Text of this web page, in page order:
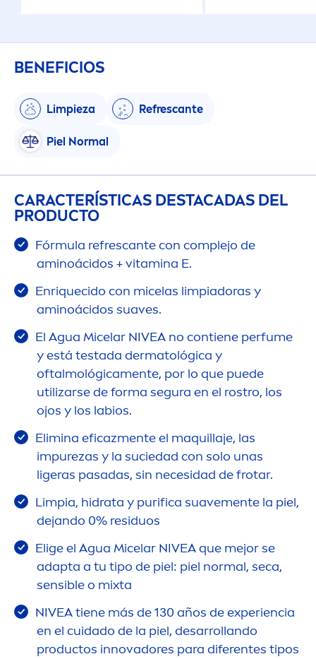
BENEFICIOS
Limpieza Refrescante
Piel Normal
CARACTERÍSTICAS DESTACADAS DEL
PRODUCTO
Fórmula refrescante con complejo de
aminoácidos +vitamina E.
Enriquecido con micelas limpiadoras y
aminoácidos suaves. ​
El Agua Micelar NIVEA no contiene perfume
y está testada dermatológica y
oftalmológicamente, por lo que puede
utilizarse de forma segura en el rostro, los
ojos y los labios.
Elimina eficazmente el maquillaje, las
impurezas y la suciedad con solo unas
ligeras pasadas, sin necesidad de frotar.
Limpia, hidrata y purifica suavemente la piel,
dejando 0% residuos
Elige el Agua Micelar NIVEAque mejor se
adapta a tu tipo de piel: piel normal, seca,
sensible o mixta
NIVEAtiene más de 130 años de experiencia
en el cuidado de la piel, desarrollando
productos innovadores para diferentes tipos